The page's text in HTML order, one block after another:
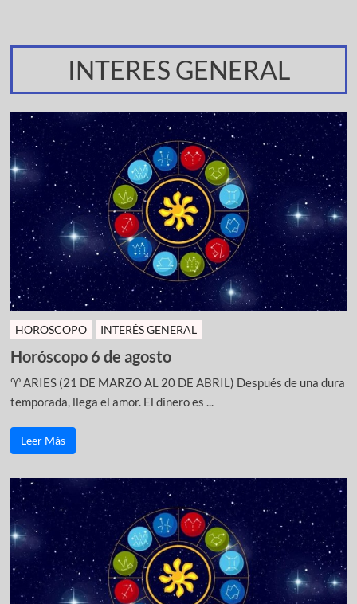
INTERES GENERAL
HOROSCOPO INTERÉS GENERAL
Horóscopo 6 de agosto
♈ ARIES (21 DE MARZO AL 20 DE ABRIL) Después de una dura
temporada, llega el amor. El dinero es ...
Leer Más